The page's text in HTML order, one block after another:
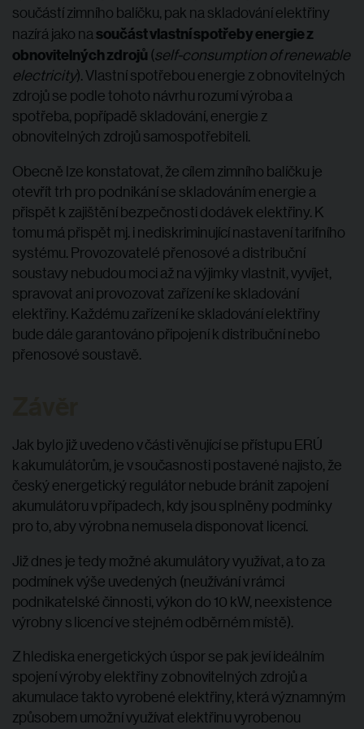
součástí zimního balíčku, pak na skladování elektřiny
nazírá jako nasoučást vlastní spotřeby energie z
obnovitelných zdrojů (self-consumption of renewable
electricity). Vlastní spotřebou energie z obnovitelných
zdrojů se podle tohoto návrhu rozumí výroba a
spotřeba, popřípadě skladování, energie z
obnovitelných zdrojů samospotřebiteli.
Obecně lze konstatovat, že cílem zimního balíčku je
otevřít trh pro podnikání se skladováním energie a
přispět k zajištění bezpečnosti dodávek elektřiny. K
tomu má přispět mj. i nediskriminující nastavení tarifního
systému. Provozovatelé přenosové a distribuční
soustavy nebudou moci až na výjimky vlastnit, vyvíjet,
spravovat ani provozovat zařízení ke skladování
elektřiny. Každému zařízení ke skladování elektřiny
bude dále garantováno připojení k distribuční nebo
přenosové soustavě.
Jak bylo již uvedeno v části věnující se přístupu ERÚ
k akumulátorům, je v současnosti postavené najisto, že
český energetický regulátor nebude bránit zapojení
akumulátoru v případech, kdy jsou splněny podmínky
pro to, aby výrobna nemusela disponovat licencí.
Již dnes je tedy možné akumulátory využívat, a to za
podmínek výše uvedených (neužívání v rámci
podnikatelské činnosti, výkon do 10 kW, neexistence
výrobny s licencí ve stejném odběrném místě).
Z hlediska energetických úspor se pak jeví ideálním
spojení výroby elektřiny z obnovitelných zdrojů a
akumulace takto vyrobené elektřiny, která významným
způsobem umožní využívat elektřinu vyrobenou